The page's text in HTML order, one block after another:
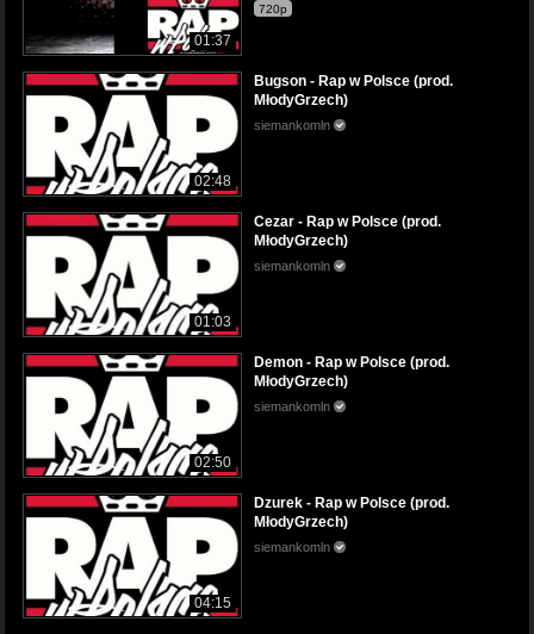
01:37
720p
02:48
Bugson - Rap w Polsce (prod.
MłodyGrzech)
siemankomln
01:03
Cezar - Rap w Polsce (prod.
MłodyGrzech)
siemankomln
02:50
Demon - Rap w Polsce (prod.
MłodyGrzech)
siemankomln
04:15
Dzurek - Rap w Polsce (prod.
MłodyGrzech)
siemankomln